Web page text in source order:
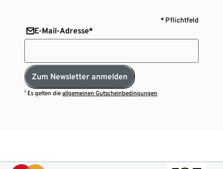
* Pflichtfeld
E-Mail-Adresse*
Zum Newsletter anmelden
¹ Es gelten dieallgemeinen Gutscheinbedingungen